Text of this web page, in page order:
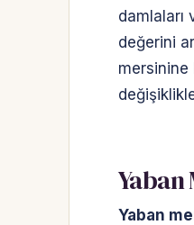
değerini
mersinine
Yaban